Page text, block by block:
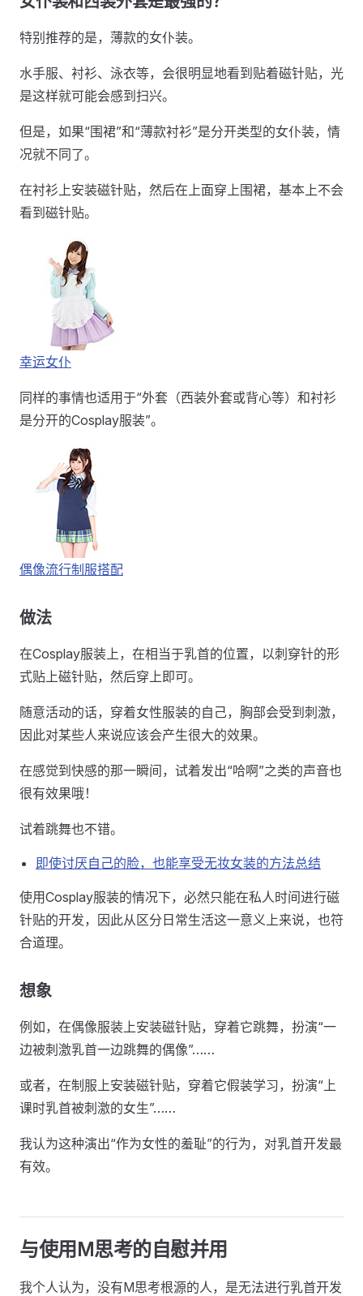
特别推荐的是，薄款的女仆装。
水手服、衬衫、泳衣等，会很明显地看到贴着磁针贴，光
是这样就可能会感到扫兴。
但是，如果“围裙”和“薄款衬衫”是分开类型的女仆装，情
况就不同了。
在衬衫上安装磁针贴，然后在上面穿上围裙，基本上不会
看到磁针贴。
幸运女仆
同样的事情也适用于“外套（西装外套或背心等）和衬衫
是分开的Cosplay服装”。
偶像流行制服搭配
做法
在Cosplay服装上，在相当于乳首的位置，以刺穿针的形
式贴上磁针贴，然后穿上即可。
随意活动的话，穿着女性服装的自己，胸部会受到刺激，
因此对某些人来说应该会产生很大的效果。
在感觉到快感的那一瞬间，试着发出“哈啊”之类的声音也
很有效果哦！
试着跳舞也不错。
即使讨厌自己的脸，也能享受无妆女装的方法总结
使用Cosplay服装的情况下，必然只能在私人时间进行磁
针贴的开发，因此从区分日常生活这一意义上来说，也符
合道理。
想象
例如，在偶像服装上安装磁针贴，穿着它跳舞，扮演“一
边被刺激乳首一边跳舞的偶像”……
或者，在制服上安装磁针贴，穿着它假装学习，扮演“上
课时乳首被刺激的女生”……
我认为这种演出“作为女性的羞耻”的行为，对乳首开发最
有效。
与使用M思考的自慰并用
我个人认为，没有M思考根源的人，是无法进行乳首开发